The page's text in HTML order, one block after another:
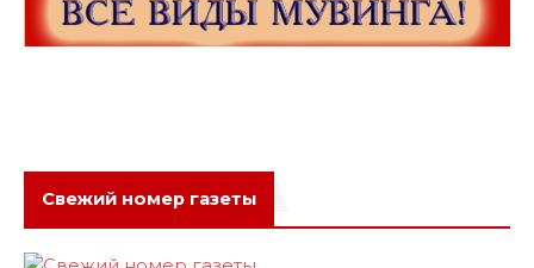
Свежий номер газеты